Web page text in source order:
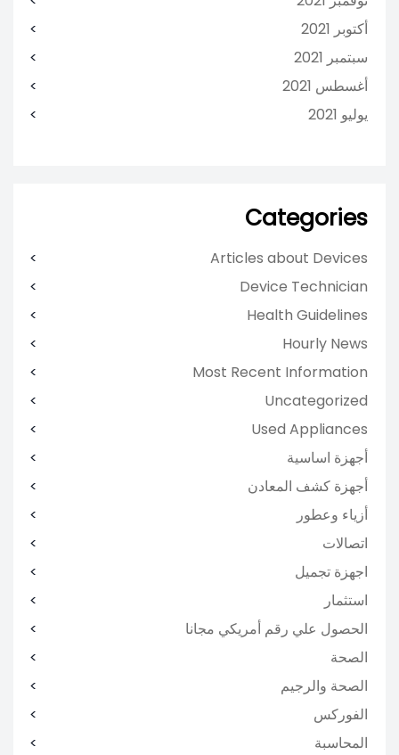
أكتوبر 2021
سبتمبر 2021
أغسطس 2021
يوليو 2021
Categories
Articles about Devices
Device Technician
Health Guidelines
Hourly News
Most Recent Information
Uncategorized
Used Appliances
أجهزة اساسية
أجهزة كشف المعادن
أزياء وعطور
اتصالات
اجهزة تجميل
استثمار
الحصول علي رقم أمريكي مجانا
الصحة
الصحة والرجيم
الفوركس
المحاسبة